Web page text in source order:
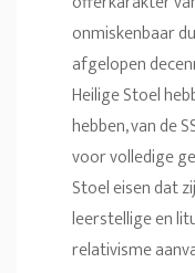
onmiskenbaar
afgelopen
Heilige Stoel
hebben, van de
voor volledige
Stoel eisen dat
leerstellige en
relativisme